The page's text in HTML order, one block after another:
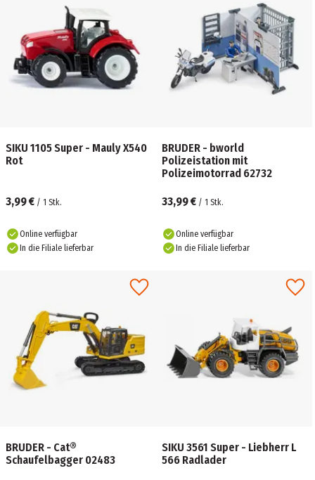
SIKU 1105 Super - Mauly X540
Rot
3,99 € / 1 Stk.
Online verfügbar
In die Filiale lieferbar
BRUDER - bworld
Polizeistation mit
Polizeimotorrad 62732
33,99 € / 1 Stk.
Online verfügbar
In die Filiale lieferbar
BRUDER - Cat®
Schaufelbagger 02483
SIKU 3561 Super - Liebherr L
566 Radlader